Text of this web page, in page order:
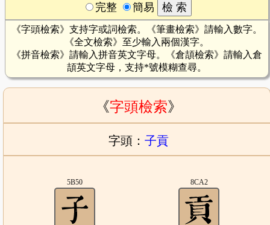
完整
簡易
《字頭檢索》支持字或詞檢索。《筆畫檢索》請輸入數字。
《全文檢索》至少輸入兩個漢字。
《拼音檢索》請輸入拼音英文字母。《倉頡檢索》請輸入倉
頡英文字母，支持*號模糊查尋。
《字頭檢索》
字頭： 子貢
5B50 8CA2